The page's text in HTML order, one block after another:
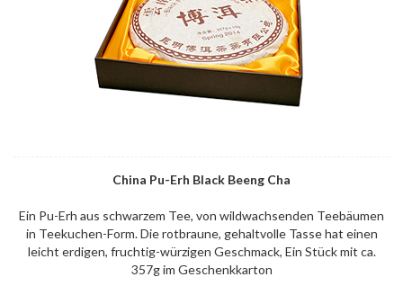
China Pu-Erh Black Beeng Cha
Ein Pu-Erh aus schwarzem Tee, von wildwachsenden Teebäumen
in Teekuchen-Form. Die rotbraune, gehaltvolle Tasse hat einen
leicht erdigen, fruchtig-würzigen Geschmack, Ein Stück mit ca.
357g im Geschenkkarton